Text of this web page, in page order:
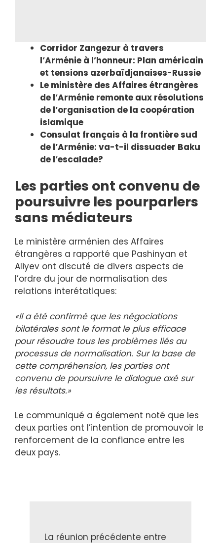
Corridor Zangezur à travers
l’Arménie à l’honneur: Plan américain
et tensions azerbaïdjanaises-Russie
Le ministère des Affaires étrangères
de l’Arménie remonte aux résolutions
de l’organisation de la coopération
islamique
Consulat français à la frontière sud
de l’Arménie: va-t-il dissuader Baku
de l’escalade?
Les parties ont convenu de
poursuivre les pourparlers
sans médiateurs
Le ministère arménien des Affaires
étrangères a rapporté que Pashinyan et
Aliyev ont discuté de divers aspects de
l’ordre du jour de normalisation des
relations interétatiques:
«Il a été confirmé que les négociations
bilatérales sont le format le plus efficace
pour résoudre tous les problèmes liés au
processus de normalisation. Sur la base de
cette compréhension, les parties ont
convenu de poursuivre le dialogue axé sur
les résultats.»
Le communiqué a également noté que les
deux parties ont l’intention de promouvoir le
renforcement de la confiance entre les
deux pays.
La réunion précédente entre